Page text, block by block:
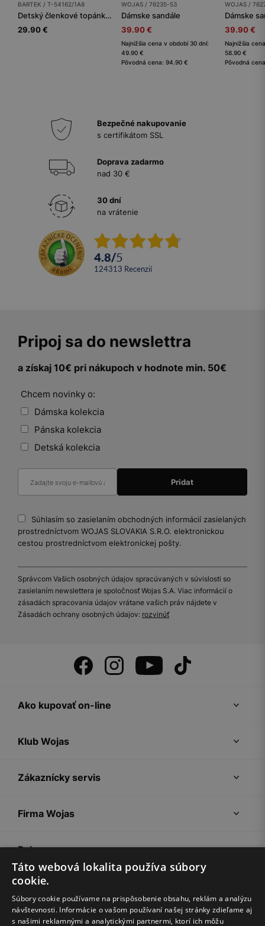
BARTEK / T-54162/1A8
Detský členkové topánky BARTEK
29.90 €
WOJAS / 76235-53
Dámske sandále
39.90 €
Najnižšia cena v období 30 dní:
49.90 €
Pôvodná cena: 94.90 €
WOJAS /
Dámske
39.90 €
Najnižšia
58.90 €
Pôvodná
Bezpečné nakupovanie
s certifikátom SSL
Doprava zadarmo
nad 30 €
30 dní
na vrátenie
4.8/5
124313 recenzií
Pripoj sa do newslettra
a získaj 10€ pri nákupoch v hodnote min. 50€
Chcem novinky o:
Dámska kolekcia
Pánska kolekcia
Detská kolekcia
Súhlasím so zasielaním obchodných informácií zasielaných
prostredníctvom WOJAS SLOVAKIA S.R.O. elektronickou
cestou prostredníctvom elektronickej pošty.
Správcom Vašich osobných údajov spracúvaných v súvislosti so
zasielaním newslettera je spoločnosť Wojas S.A. Viac informácií o
zásadách spracovania údajov vrátane vašich práv nájdete v
Zásadách ochrany osobných údajov: rozvinúť
Ako kupovať on-line
Klub Wojas
Zákaznícky servis
Firma Wojas
Pokyny
Táto webová lokalita používa súbory
cookie.
Súbory cookie používame na prispôsobenie obsahu, reklám a analýzu
návštevnosti. Informácie o vašom používaní našej stránky zdieľame aj
s našimi reklamnými a analytickými partnermi, ktorí ich môžu